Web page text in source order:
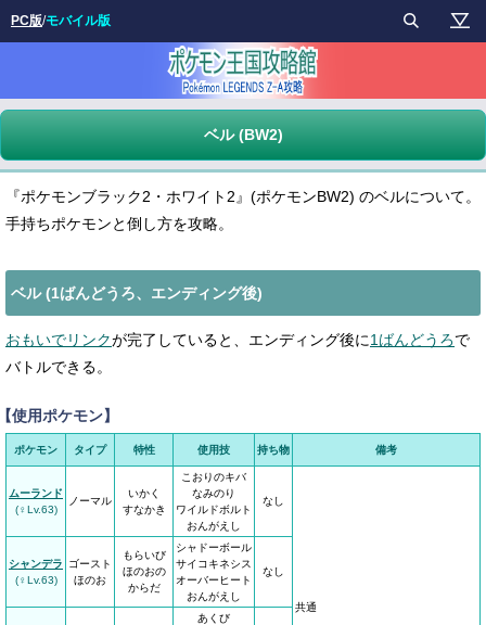
ベル (BW2)
『ポケモンブラック2・ホワイト2』(ポケモンBW2) のベルについて。
手持ちポケモンと倒し方を攻略。
ベル (1ばんどうろ、エンディング後)
おもいでリンクが完了していると、エンディング後に1ばんどうろで
バトルできる。
使用ポケモン】
ポケモン タイプ 特性 使用技 持ち物 備考
ムーランド
(♀Lv.63)
ノーマル
いかく
すなかき
こおりのキバ
なみのり
ワイルドボルト
おんがえし
なし
共通
シャンデラ
(♀Lv.63)
ゴースト
ほのお
もらいび
ほのおの
からだ
シャドーボール
サイコキネシス
オーバーヒート
おんがえし
なし
あくび
PC版/モバイル版